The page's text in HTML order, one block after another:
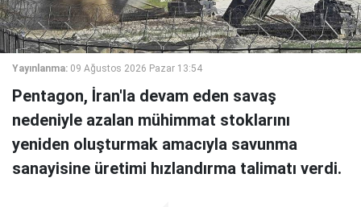
Yayınlanma: 09 Ağustos 2026 Pazar 13:54
Pentagon, İran'la devam eden savaş
nedeniyle azalan mühimmat stoklarını
yeniden oluşturmak amacıyla savunma
sanayisine üretimi hızlandırma talimatı verdi.